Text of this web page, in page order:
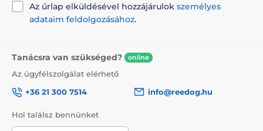
Az űrlap elküldésével hozzájárulok személyes
adataim feldolgozásához.
Tanácsra van szükséged? online
Az ügyfélszolgálat elérhető
+36 21 300 7514
info@reedog.hu
Hol találsz bennünket